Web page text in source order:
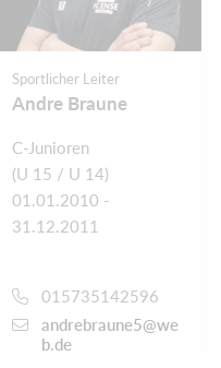
Sportlicher Leiter
Andre Braune
C-Junioren
(U 15 / U 14)
01.01.2010 -
31.12.2011
015735142596
andrebraune5@we
b.de